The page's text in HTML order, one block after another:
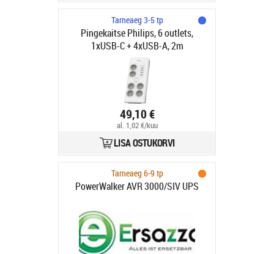
Tarneaeg 3-5 tp
Pingekaitse Philips, 6 outlets,
1xUSB-C + 4xUSB-A, 2m
49,10 €
al. 1,02 €/kuu
LISA OSTUKORVI
Tarneaeg 6-9 tp
PowerWalker AVR 3000/SIV UPS